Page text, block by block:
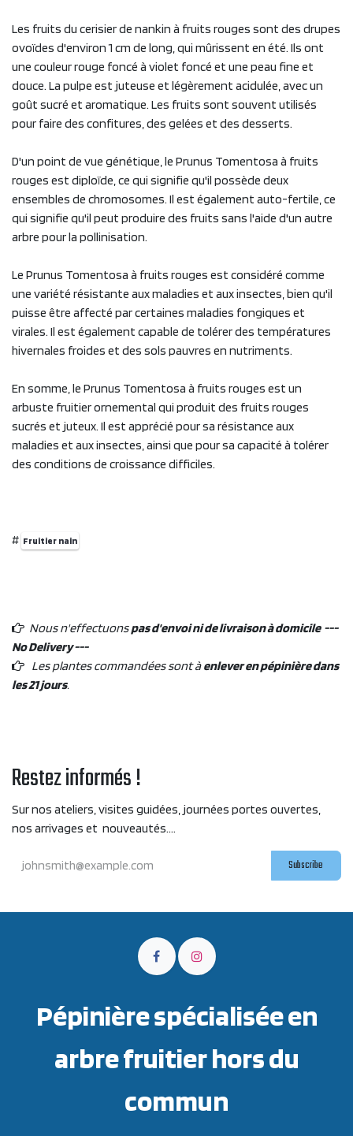
Les fruits du cerisier de nankin à fruits rouges sont des drupes
ovoïdes d'environ 1 cm de long, qui mûrissent en été. Ils ont
une couleur rouge foncé à violet foncé et une peau fine et
douce. La pulpe est juteuse et légèrement acidulée, avec un
goût sucré et aromatique. Les fruits sont souvent utilisés
pour faire des confitures, des gelées et des desserts.
D'un point de vue génétique, le Prunus Tomentosa à fruits
rouges est diploïde, ce qui signifie qu'il possède deux
ensembles de chromosomes. Il est également auto-fertile, ce
qui signifie qu'il peut produire des fruits sans l'aide d'un autre
arbre pour la pollinisation.
Le Prunus Tomentosa à fruits rouges est considéré comme
une variété résistante aux maladies et aux insectes, bien qu'il
puisse être affecté par certaines maladies fongiques et
virales. Il est également capable de tolérer des températures
hivernales froides et des sols pauvres en nutriments.
En somme, le Prunus Tomentosa à fruits rouges est un
arbuste fruitier ornemental qui produit des fruits rouges
sucrés et juteux. Il est apprécié pour sa résistance aux
maladies et aux insectes, ainsi que pour sa capacité à tolérer
des conditions de croissance difficiles.
# Fruitier nain
Nous n'effectuonspas d'envoi ni de livraison à domicile ---
No Delivery ---
Les plantes commandées sont àenlever en pépinière dans
les 21 jours.
Restez informés !
Sur nos ateliers, visites guidées, journées portes ouvertes,
nos arrivages et nouveautés....
Subscribe
Pépinière spécialisée en
arbre fruitier hors du
commun